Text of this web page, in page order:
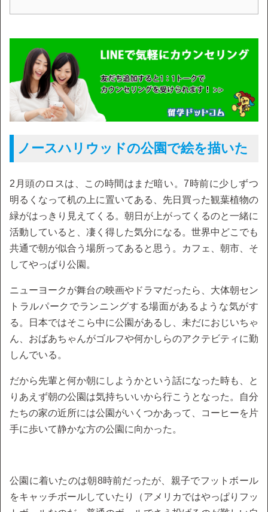
ノースハリウッドの公園で絵を描いた
2月頭のロスは、この時間はまだ暗い。7時前に少しずつ
明るくなって机の上に置いてある、先日買った観葉植物の
緑がはっきり見えてくる。朝日が上がってくるのと一緒に
活動していると、凄く得した気分になる。世界中どこでも
共通で朝が似合う場所ってあると思う。カフェ、朝市、そ
してやっぱり公園。
ニューヨークが舞台の映画やドラマだったら、大体朝セン
トラルパークでランニングする場面があるような気がす
る。日本ではそこら中に公園があるし、未だにおじいちゃ
ん、おばあちゃんがゴルフや何かしらのアクテビティに勤
しんでいる。
だから先輩と何か朝にしようかという話になった時も、と
りあえず朝の公園は気持ちいいから行こうとなった。自分
たちの家の近所には公園がいくつかあって、コーヒーを片
手に歩いて静かな方の公園に向かった。
公園に着いたのは朝8時前だったが、親子でフットボール
をキャッチボールしていたり（アメリカではやっぱりフッ